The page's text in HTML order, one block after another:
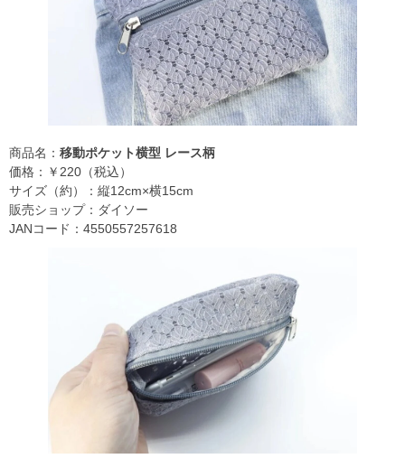
商品名： 移動ポケット横型 レース柄
価格：￥220（税込）
サイズ（約）：縦12cm×横15cm
販売ショップ：ダイソー
JANコード：4550557257618